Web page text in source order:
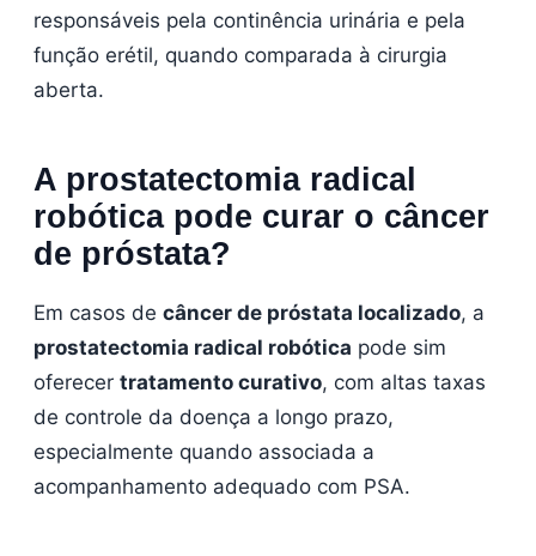
responsáveis pela continência urinária e pela
função erétil, quando comparada à cirurgia
aberta.
A prostatectomia radical
robótica pode curar o câncer
de próstata?
Em casos de câncer de próstata localizado, a
prostatectomia radical robótica pode sim
oferecer tratamento curativo, com altas taxas
de controle da doença a longo prazo,
especialmente quando associada a
acompanhamento adequado com PSA.